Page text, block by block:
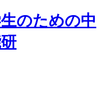
のための中